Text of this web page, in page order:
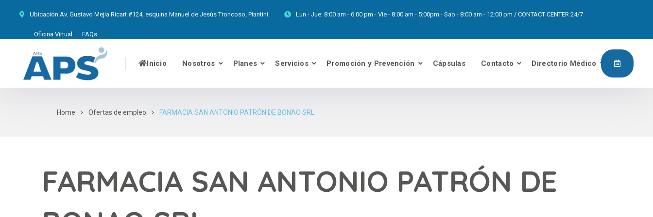
Ubicación Av. Gustavo Mejia Ricart #124, esquina Manuel de Jesús Troncoso, Piantini. Lun - Jue: 8:00 am - 6:00 pm - Vie - 8:00 am - 5:00pm - Sab - 8:00 am - 12:00 pm / CONTACT CENTER 24/7
Oficina Virtual FAQs
Inicio Nosotros Planes Servicios Promoción y Prevención Cápsulas Contacto Directorio Médico
Home Ofertas de empleo FARMACIA SAN ANTONIO PATRÓN DE BONAO SRL
FARMACIA SAN ANTONIO PATRÓN DE